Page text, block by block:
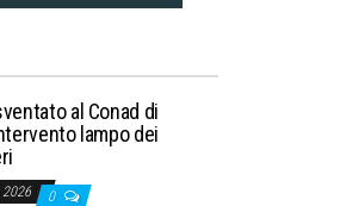
al Conad di
lampo dei
2026 0